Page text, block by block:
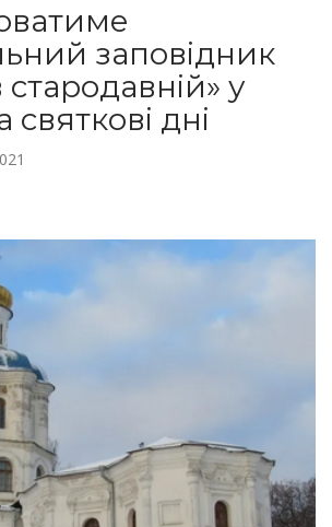
заповідник
стародавній» у
святкові дні